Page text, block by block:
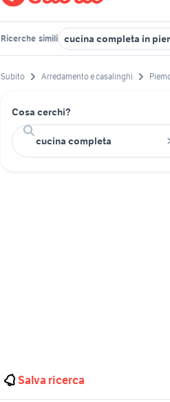
Ricerche simili cucina completa in
Subito Arredamento e casalinghi
Cosa cerchi?
Salva ricerca